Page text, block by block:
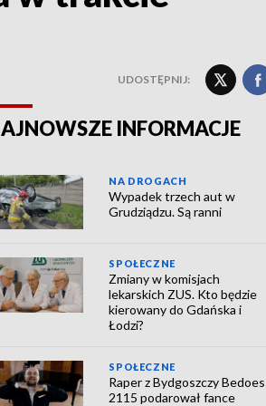
UDOSTĘPNIJ:
INFORMACJE
NA DROGACH
Wypadek trzech aut w
Grudziądzu. Są ranni
SPOŁECZNE
Zmiany w komisjach
lekarskich ZUS. Kto będzie
kierowany do Gdańska i
Łodzi?
SPOŁECZNE
Raper z Bydgoszczy Bedoes
2115 podarował fance